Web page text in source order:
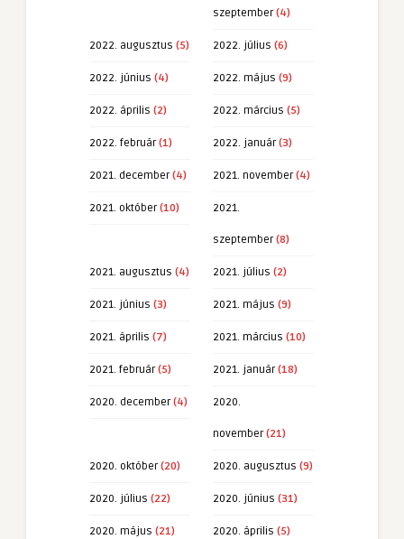
szeptember(4)
2022. augusztus (5) 2022. július (6)
2022. június (4) 2022. május (9)
2022. április (2) 2022. március (5)
2022. február(1) 2022. január(3)
2021. december(4) 2021. november(4)
2021. október(10) 2021.
szeptember(8)
2021. augusztus (4) 2021. július (2)
2021. június (3) 2021. május (9)
2021. április (7) 2021. március (10)
2021. február(5) 2021. január(18)
2020. december(4) 2020.
november(21)
2020. október(20) 2020. augusztus (9)
2020. július (22) 2020. június (31)
2020. május (21) 2020. április (5)